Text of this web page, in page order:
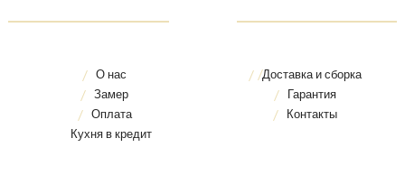
О нас
Замер
Оплата
Кухня в кредит
Доставка и сборка
Гарантия
Контакты